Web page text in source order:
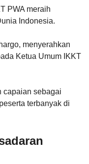
PWA meraih
Indonesia.
menyerahkan
Ketua Umum IKKT
capaian sebagai
terbanyak di